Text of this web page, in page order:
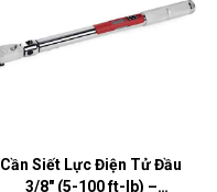
Cần Siết Lực Điện Tử Đầu
3/8″ (5-100 ft-lb) –